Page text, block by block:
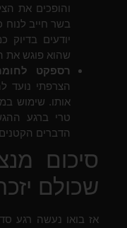
והופכים את
בשר חייב לנוח
יודעים בדיוק
שהוא פוגש את
רספקט
הצרפתי נועד
אותו. שימוש
טרי ברגע
הדברים
סיכום
שכולם